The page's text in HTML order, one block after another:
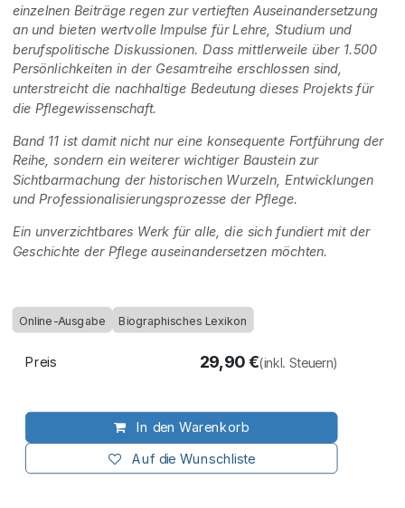
einzelnen Beiträge regen zur vertieften Auseinandersetzung
an und bieten wertvolle Impulse für Lehre, Studium und
berufspolitische Diskussionen. Dass mittlerweile über 1.500
Persönlichkeiten in der Gesamtreihe erschlossen sind,
unterstreicht die nachhaltige Bedeutung dieses Projekts für
die Pflegewissenschaft.
Band 11 ist damit nicht nur eine konsequente Fortführung der
Reihe, sondern ein weiterer wichtiger Baustein zur
Sichtbarmachung der historischen Wurzeln, Entwicklungen
und Professionalisierungsprozesse der Pflege.
Ein unverzichtbares Werk für alle, die sich fundiert mit der
Geschichte der Pflege auseinandersetzen möchten.
Online-Ausgabe Biographisches Lexikon
In den Warenkorb
Auf die Wunschliste
Preis 29,90€(inkl. Steuern)